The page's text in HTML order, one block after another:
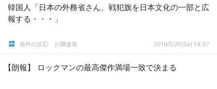
韓国人「日本の外務省さん、戦犯旗を日本文化の一部と広
報する・・・」
海外の反応 お隣速報 2019/5/25(Sa) 14:37
【朗報】 ロックマンの最高傑作満場一致で決まる